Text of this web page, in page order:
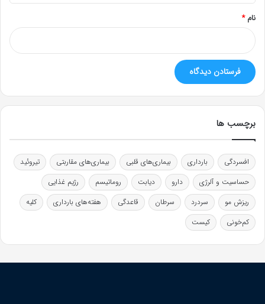
نام*
برچسب ها
افسردگی بارداری بیماری‌های قلبی بیماری‌های مقاربتی
تیروئید
حساسیت و آلرژی
دارو دیابت روماتیسم
رژیم غذایی
ریزش مو
سردرد سرطان قاعدگی هفته‌های بارداری
کلیه
کم‌خونی
کیست